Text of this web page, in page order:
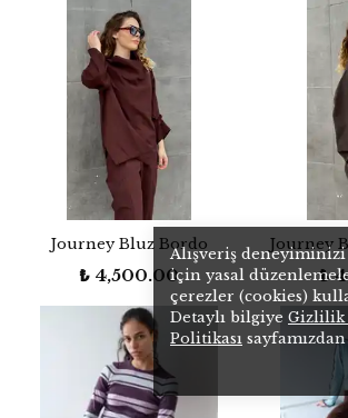
Alışveriş
için yasal
çerezler (cookies)
Detaylı bilgiye Gizlilik
Politikası
Journey Bluz Bordo
₺ 4,500.00
Journey
₺